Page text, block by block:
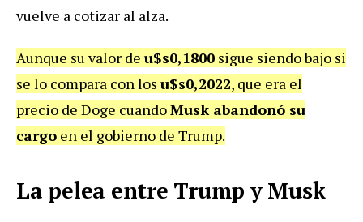
vuelve a cotizar al alza.
Aunque su valor de u$s0,1800 sigue siendo bajo si
se lo compara con los u$s0,2022, que era el
precio de Doge cuandoMusk abandonó su
cargo en el gobierno de Trump.
La pelea entre Trump y Musk